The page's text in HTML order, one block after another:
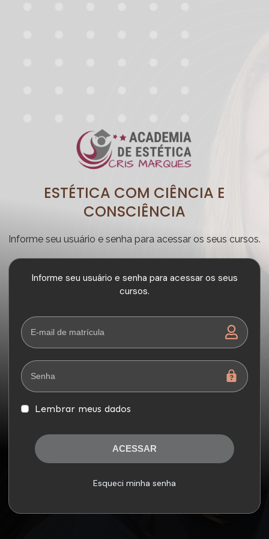
ESTÉTICA COM CIÊNCIA E
CONSCIÊNCIA
Informe seu usuário e senha para acessar os seus cursos.
Informe seu usuário e senha para acessar os seus
cursos.
Lembrar meus dados
ACESSAR
Esqueci minha senha